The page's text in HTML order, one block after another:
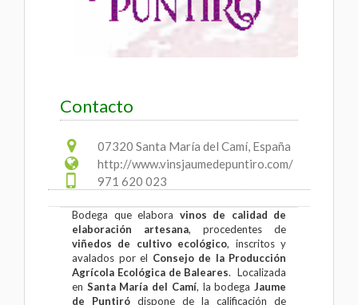
Contacto
07320 Santa María del Camí, España
http://www.vinsjaumedepuntiro.com/
971 620 023
Bodega que elabora vinos de calidad de
elaboración artesana, procedentes de
viñedos de cultivo ecológico, inscritos y
avalados por el Consejo de la Producción
Agrícola Ecológica de Baleares. Localizada
en Santa María del Camí, la bodegaJaume
de Puntiró dispone de la calificación de